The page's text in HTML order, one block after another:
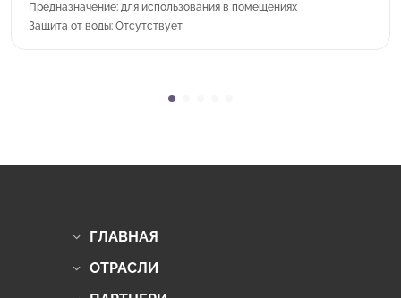
Предназначение: для использования в помещениях
Защита от воды: Отсутствует
ГЛАВНАЯ
ОТРАСЛИ